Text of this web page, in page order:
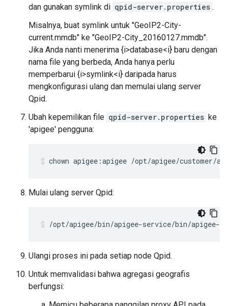
dan gunakan symlink di qpid-server.properties .
Misalnya, buat symlink untuk "GeoIP2-City-
current.mmdb" ke "GeoIP2-City_20160127.mmdb".
Jika Anda nanti menerima {i>database<i} baru dengan
nama file yang berbeda, Anda hanya perlu
memperbarui {i>symlink<i} daripada harus
mengkonfigurasi ulang dan memulai ulang server
Qpid.
Ubah kepemilikan file qpid-server.properties ke
'apigee' pengguna:
chown apigee:apigee /opt/apigee/customer/
Mulai ulang server Qpid:
/opt/apigee/bin/apigee-service/bin/apigee-
Ulangi proses ini pada setiap node Qpid.
Untuk memvalidasi bahwa agregasi geografis
berfungsi: